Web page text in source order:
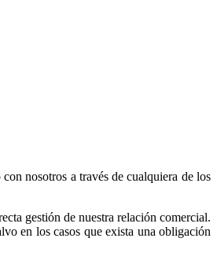
nosotros a través de cualquiera de los
gestión de nuestra relación comercial.
en los casos que exista una obligación